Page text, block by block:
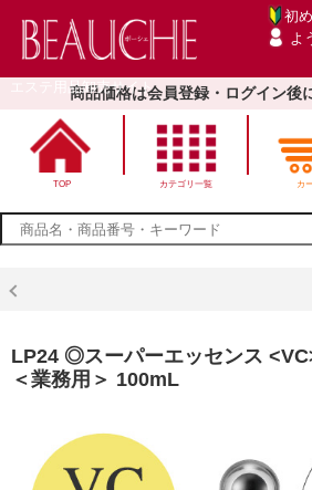
エステ用品卸売サイト
初
よ
商品価格は会員登録・ログイン後
TOP カテゴリ一覧 カ
LP24 ◎スーパーエッセンス
＜業務用＞ 100mL